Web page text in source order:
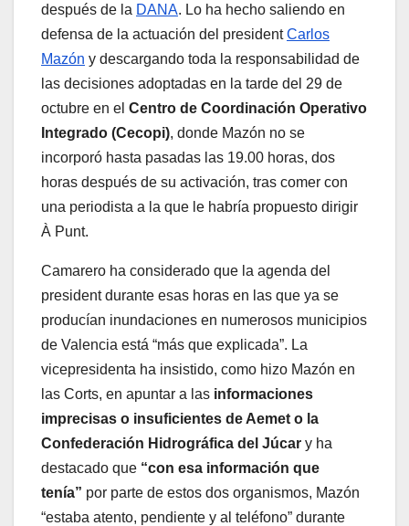
después de la DANA. Lo ha hecho saliendo en
defensa de la actuación del presidentCarlos
Mazón y descargando toda la responsabilidad de
las decisiones adoptadas en la tarde del 29 de
octubre en el Centro de Coordinación Operativo
Integrado (Cecopi), donde Mazón no se
incorporó hasta pasadas las 19.00 horas, dos
horas después de su activación, tras comer con
una periodista a la que le habría propuesto dirigir
À Punt.
Camarero ha considerado que la agenda del
president durante esas horas en las que ya se
producían inundaciones en numerosos municipios
de Valencia está “más que explicada”. La
vicepresidenta ha insistido, como hizo Mazón en
las Corts, en apuntar a las informaciones
imprecisas o insuficientes de Aemet o la
Confederación Hidrográfica del Júcar y ha
destacado que “con esa información que
tenía” por parte de estos dos organismos, Mazón
“estaba atento, pendiente y al teléfono” durante